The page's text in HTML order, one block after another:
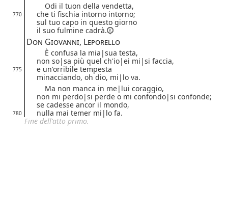
Odi il tuon della vendetta,
770
che ti fischia intorno intorno;
sul tuo capo in questo giorno
il suo fulmine cadrà.
Don Giovanni, Leporello
È confusa la mia|sua testa,
non so|sa più quel ch'io|ei mi|si faccia,
775
e un'orribile tempesta
minacciando, oh dio, mi| lo va.
Ma non manca in me| lui coraggio,
non mi perdo|si perde o mi confondo|si confonde;
se cadesse ancor il mondo,
780 nulla mai temer mi| lo fa.
Fine dell'atto primo.